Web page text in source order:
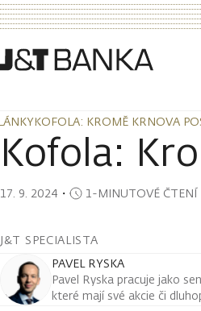
KOFOLA: KROMĚ KRNOVA
KOFOLA: KROMĚ KRNOVA
Kofola:
17. 9. 2024 ・ 1-MINUTOVÉ ČTENÍ
J&T SPECIALISTA
PAVEL RYSKA
Pavel Ryska pracuje jako
které mají své akcie či